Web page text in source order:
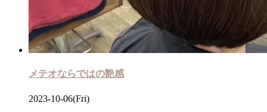
メテオならではの艶感
2023-10-06(Fri)